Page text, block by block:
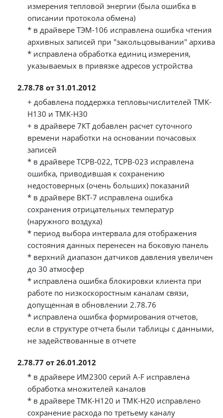
измерения тепловой энергии (была ошибка в
описании протокола обмена)
* в драйвере ТЭМ-106 исправлена ошибка чтения
архивных записей при "закольцовывании" архива
* исправлена обработка единиц измерения,
указываемых в привязке адресов устройства
2.78.78 от 31.01.2012
+ добавлена поддержка тепловычислителей ТМК-
Н130 и ТМК-Н30
+ в драйвере 7КТ добавлен расчет суточного
времени наработки на основании почасовых
записей
* в драйвере ТСРВ-022, ТСРВ-023 исправлена
ошибка, приводившая к сохранению
недостоверных (очень больших) показаний
* в драйвере ВКТ-7 исправлена ошибка
сохранения отрицательных температур
(наружного воздуха)
* период выбора интервала для отображения
состояния данных перенесен на боковую панель
* верхний диапазон датчиков давления увеличен
до 30 атмосфер
* исправлена ошибка блокировки клиента при
работе по низкоскоростным каналам связи,
допущенная в обновлении 2.78.76
* исправлена ошибка формирования отчетов,
если в структуре отчета были таблицы с данными,
не задействованные в отчете
2.78.77 от 26.01.2012
* в драйвере ИМ2300 серий A-F исправлена
обработка множителей каналов
* в драйвере ТМК-Н120 и ТМК-Н20 исправлено
сохранение расхода по третьему каналу